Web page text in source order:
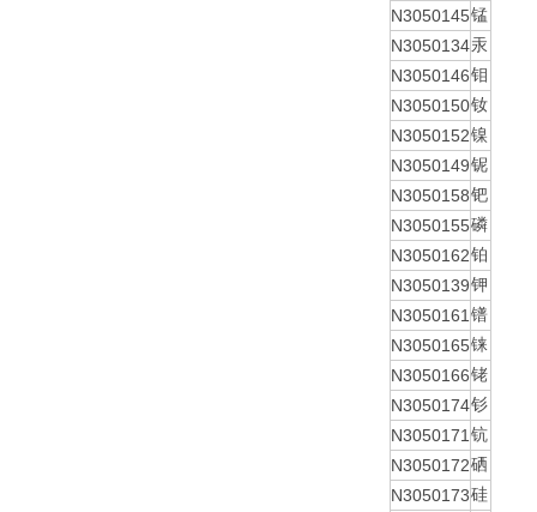
N3050145锰
N3050134汞
N3050146钼
N3050150钕
N3050152镍
N3050149铌
N3050158钯
N3050155磷
N3050162铂
N3050139钾
N3050161 镨
N3050165铼
N3050166铑
N3050174钐
N3050171 钪
N3050172硒
N3050173硅